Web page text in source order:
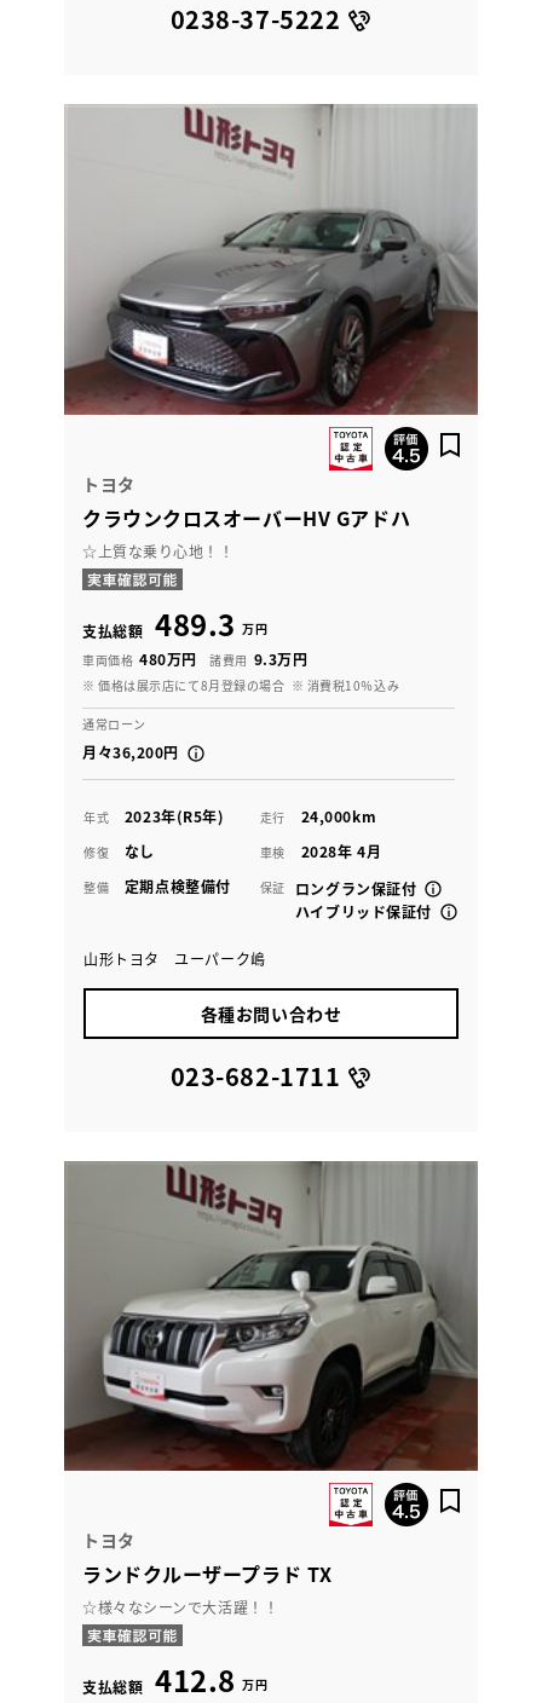
0238-37-5222
トヨタ
クラウンクロスオーバーHV Gアドハ
☆上質な乗り心地！！
支払総額 489.3 万円
車両価格 480万円 諸費用 9.3万円
※ 価格は展示店にて8月登録の場合 ※ 消費税10％込み
通常ローン
月々36,200円
年式 2023年(R5年) 走行 24,000km
修復 なし 車検 2028年 4月
整備 定期点検整備付 保証
ロングラン保証付
ハイブリッド保証付
山形トヨタ ユーパーク嶋
各種お問い合わせ
023-682-1711
トヨタ
ランドクルーザープラド TX
☆様々なシーンで大活躍！！
支払総額 412.8 万円